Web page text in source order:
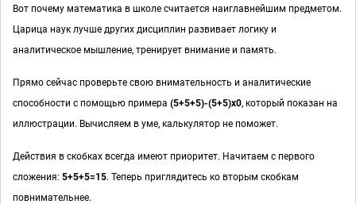
Вот почему математика в школе считается наиглавнейшим предметом.
Царица наук лучше других дисциплин развивает логику и
аналитическое мышление, тренирует внимание и память.
Прямо сейчас проверьте свою внимательность и аналитические
способности с помощью примера (5+5+5)-(5+5)х0, который показан на
иллюстрации. Вычисляем в уме, калькулятор не поможет.
Действия в скобках всегда имеют приоритет. Начитаем с первого
сложения: 5+5+5=15. Теперь приглядитесь ко вторым скобкам
повнимательнее.